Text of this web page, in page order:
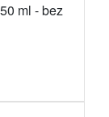
ml - bez